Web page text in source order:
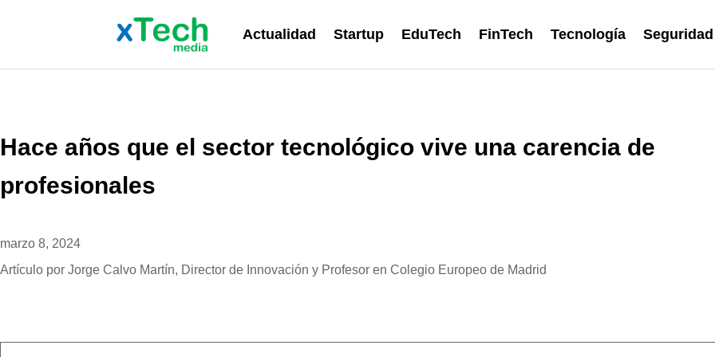
Actualidad Startup EduTech FinTech Tecnología Seguridad
Hace años que el sector tecnológico vive una carencia de
profesionales
marzo 8, 2024
Artículo por Jorge Calvo Martín, Director de Innovación y Profesor en Colegio Europeo de Madrid